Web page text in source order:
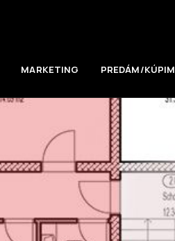
MARKETING PREDÁM/KÚPIM